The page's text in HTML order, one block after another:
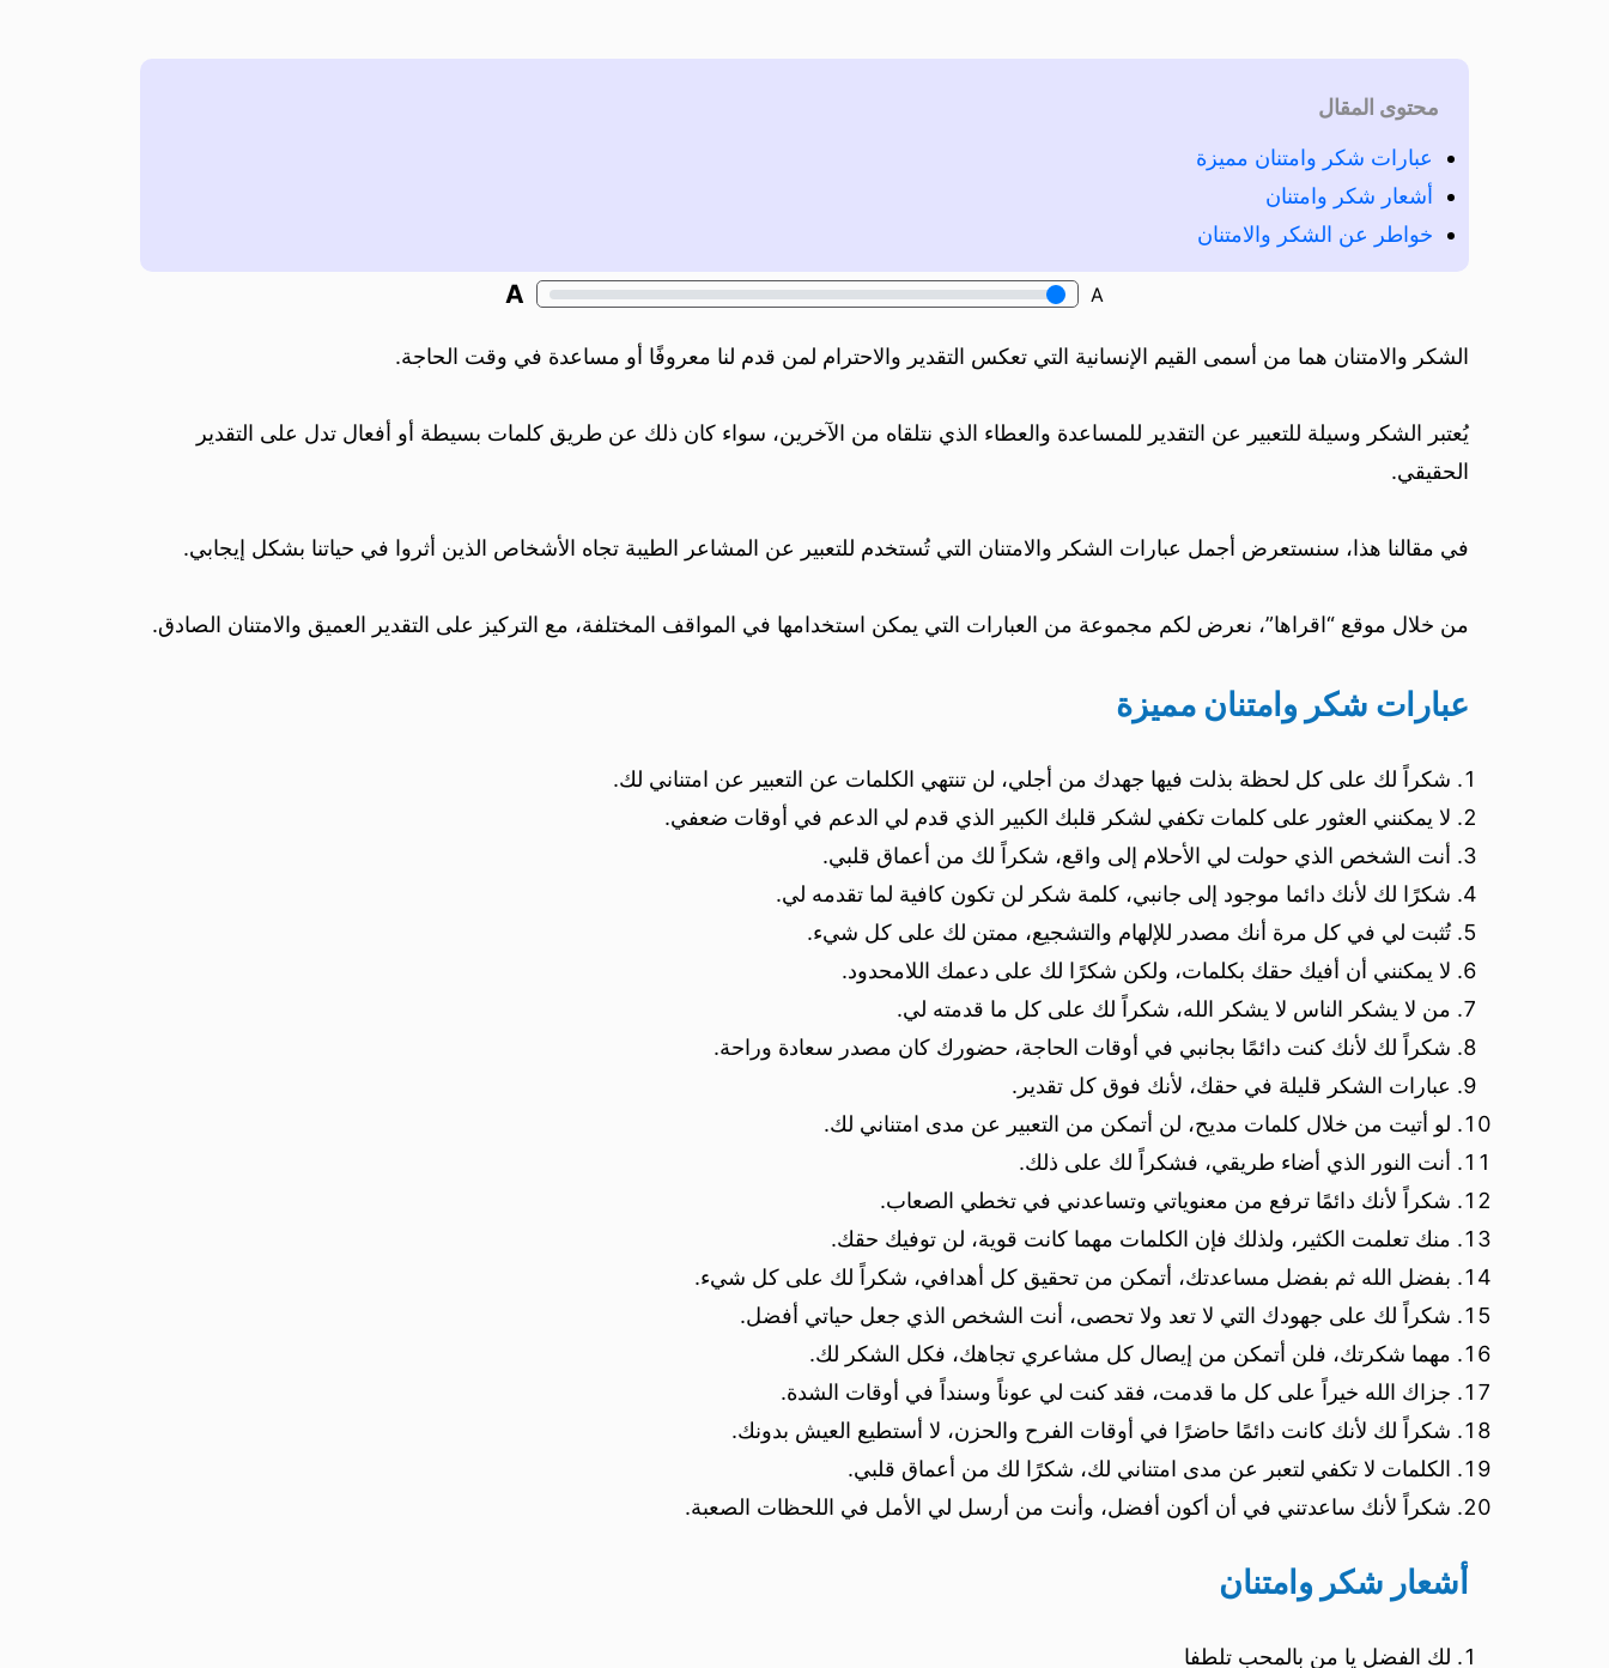
محتوى المقال
عبارات شكر وامتنان مميزة
أشعار شكر وامتنان
خواطر عن الشكر والامتنان
A
A
الشكر والامتنان هما من أسمى القيم الإنسانية التي تعكس التقدير والاحترام لمن قدم لنا معروفًا أو مساعدة في وقت الحاجة.
يُعتبر الشكر وسيلة للتعبير عن التقدير للمساعدة والعطاء الذي نتلقاه من الآخرين، سواء كان ذلك عن طريق كلمات بسيطة أو أفعال تدل على التقدير
الحقيقي.
في مقالنا هذا، سنستعرض أجمل عبارات الشكر والامتنان التي تُستخدم للتعبير عن المشاعر الطيبة تجاه الأشخاص الذين أثروا في حياتنا بشكل إيجابي.
من خلال موقع “اقراها”، نعرض لكم مجموعة من العبارات التي يمكن استخدامها في المواقف المختلفة، مع التركيز على التقدير العميق والامتنان الصادق.
عبارات شكر وامتنان مميزة
شكراً لك على كل لحظة بذلت فيها جهدك من أجلي، لن تنتهي الكلمات عن التعبير عن امتناني لك.
لا يمكنني العثور على كلمات تكفي لشكر قلبك الكبير الذي قدم لي الدعم في أوقات ضعفي.
أنت الشخص الذي حولت لي الأحلام إلى واقع، شكراً لك من أعماق قلبي.
شكرًا لك لأنك دائما موجود إلى جانبي، كلمة شكر لن تكون كافية لما تقدمه لي.
تُثبت لي في كل مرة أنك مصدر للإلهام والتشجيع، ممتن لك على كل شيء.
لا يمكنني أن أفيك حقك بكلمات، ولكن شكرًا لك على دعمك اللامحدود.
من لا يشكر الناس لا يشكر الله، شكراً لك على كل ما قدمته لي.
شكراً لك لأنك كنت دائمًا بجانبي في أوقات الحاجة، حضورك كان مصدر سعادة وراحة.
عبارات الشكر قليلة في حقك، لأنك فوق كل تقدير.
لو أتيت من خلال كلمات مديح، لن أتمكن من التعبير عن مدى امتناني لك.
أنت النور الذي أضاء طريقي، فشكراً لك على ذلك.
شكراً لأنك دائمًا ترفع من معنوياتي وتساعدني في تخطي الصعاب.
منك تعلمت الكثير، ولذلك فإن الكلمات مهما كانت قوية، لن توفيك حقك.
بفضل الله ثم بفضل مساعدتك، أتمكن من تحقيق كل أهدافي، شكراً لك على كل شيء.
شكراً لك على جهودك التي لا تعد ولا تحصى، أنت الشخص الذي جعل حياتي أفضل.
مهما شكرتك، فلن أتمكن من إيصال كل مشاعري تجاهك، فكل الشكر لك.
جزاك الله خيراً على كل ما قدمت، فقد كنت لي عوناً وسنداً في أوقات الشدة.
شكراً لك لأنك كانت دائمًا حاضرًا في أوقات الفرح والحزن، لا أستطيع العيش بدونك.
الكلمات لا تكفي لتعبر عن مدى امتناني لك، شكرًا لك من أعماق قلبي.
شكراً لأنك ساعدتني في أن أكون أفضل، وأنت من أرسل لي الأمل في اللحظات الصعبة.
أشعار شكر وامتنان
لك الفضل يا من بالمحب تلطفا